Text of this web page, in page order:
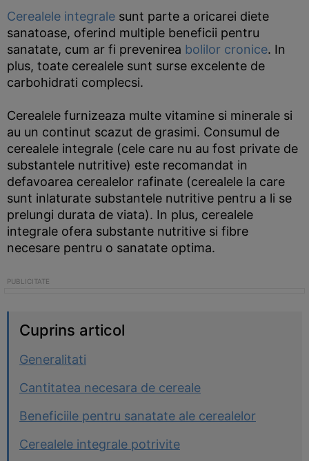
Cerealele integrale sunt parte a oricarei diete
sanatoase, oferind multiple beneficii pentru
sanatate, cum ar fi prevenirea bolilor cronice. In
plus, toate cerealele sunt surse excelente de
carbohidrati complecsi.
Cerealele furnizeaza multe vitamine si minerale si
au un continut scazut de grasimi. Consumul de
cerealele integrale (cele care nu au fost private de
substantele nutritive) este recomandat in
defavoarea cerealelor rafinate (cerealele la care
sunt inlaturate substantele nutritive pentru a li se
prelungi durata de viata). In plus, cerealele
integrale ofera substante nutritive si fibre
necesare pentru o sanatate optima.
Cuprins articol
Generalitati
Cantitatea necesara de cereale
Beneficiile pentru sanatate ale cerealelor
Cerealele integrale potrivite